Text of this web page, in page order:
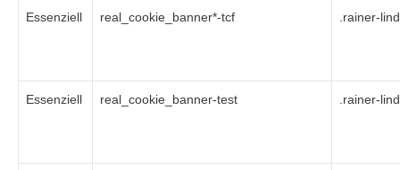
Essenziell real_cookie_banner*-tcf .rainer-
Essenziell real_cookie_banner-test .rainer-